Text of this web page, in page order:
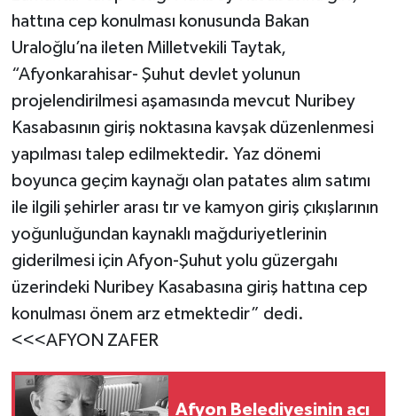
hattına cep konulması konusunda Bakan
Uraloğlu’na ileten Milletvekili Taytak,
“Afyonkarahisar- Şuhut devlet yolunun
projelendirilmesi aşamasında mevcut Nuribey
Kasabasının giriş noktasına kavşak düzenlenmesi
yapılması talep edilmektedir. Yaz dönemi
boyunca geçim kaynağı olan patates alım satımı
ile ilgili şehirler arası tır ve kamyon giriş çıkışlarının
yoğunluğundan kaynaklı mağduriyetlerinin
giderilmesi için Afyon-Şuhut yolu güzergahı
üzerindeki Nuribey Kasabasına giriş hattına cep
konulması önem arz etmektedir” dedi.
<<<AFYON ZAFER
Afyon Belediyesinin acı